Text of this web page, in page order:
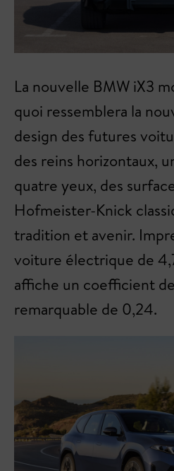
La nouvelle BMW iX3
quoi ressemblera la
design des futures
des reins horizontaux,
quatre yeux, des
Hofmeister-Knick
tradition et avenir.
voiture électrique de
affiche un coefficient
remarquable de 0,24.